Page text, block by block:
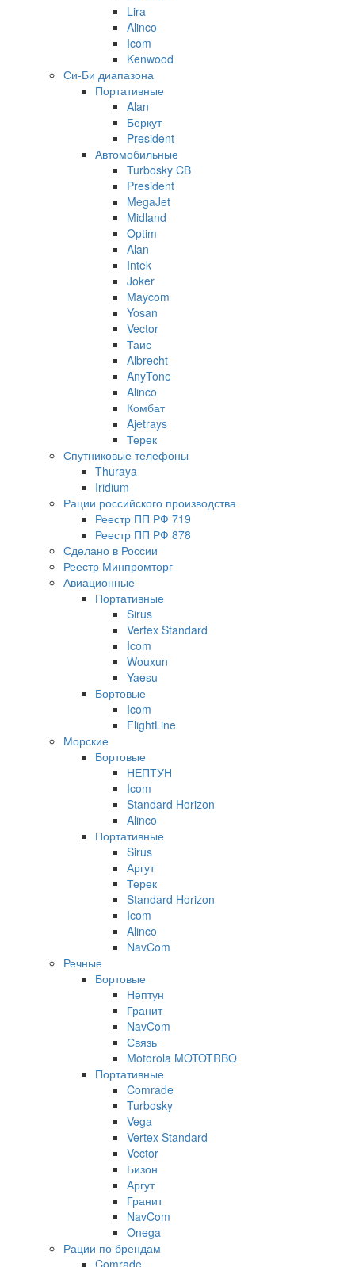
Lira
Alinco
Icom
Kenwood
Си-Би диапазона
Портативные
Alan
Беркут
President
Автомобильные
Turbosky CB
President
MegaJet
Midland
Optim
Alan
Intek
Joker
Maycom
Yosan
Vector
Таис
Albrecht
AnyTone
Alinco
Комбат
Ajetrays
Терек
Спутниковые телефоны
Thuraya
Iridium
Рации российского производства
Реестр ПП РФ 719
Реестр ПП РФ 878
Сделано в России
Реестр Минпромторг
Авиационные
Портативные
Sirus
Vertex Standard
Icom
Wouxun
Yaesu
Бортовые
Icom
FlightLine
Морские
Бортовые
НЕПТУН
Icom
Standard Horizon
Alinco
Портативные
Sirus
Аргут
Терек
Standard Horizon
Icom
Alinco
NavCom
Речные
Бортовые
Нептун
Гранит
NavCom
Связь
Motorola MOTOTRBO
Портативные
Comrade
Turbosky
Vega
Vertex Standard
Vector
Бизон
Аргут
Гранит
NavCom
Onega
Рации по брендам
Comrade